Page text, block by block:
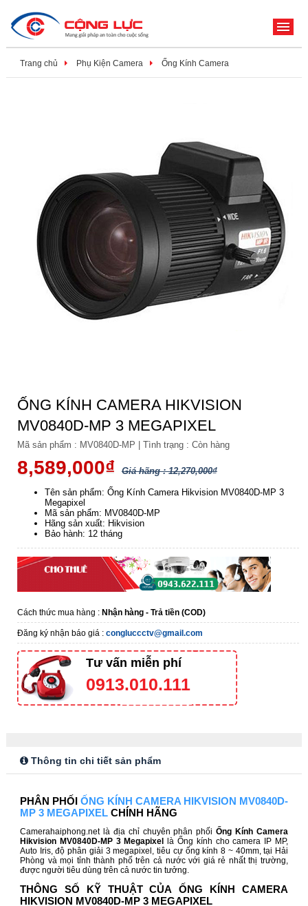
Trang chủ Phụ Kiện Camera Ống Kính Camera
ỐNG KÍNH CAMERA HIKVISION
MV0840D-MP 3 MEGAPIXEL
Mã sản phẩm : MV0840D-MP | Tình trạng : Còn hàng
8,589,000₫ Giá hãng : 12,270,000₫
Tên sản phẩm: Ống Kính Camera Hikvision MV0840D-MP 3
Megapixel
Mã sản phẩm: MV0840D-MP
Hãng sản xuất: Hikvision
Bảo hành: 12 tháng
Cách thức mua hàng : Nhận hàng - Trả tiền (COD)
Đăng ký nhận báo giá : congluccctv@gmail.com
Tư vấn miễn phí
0913.010.111
Thông tin chi tiết sản phẩm
PHÂN PHỐI ỐNG KÍNH CAMERA HIKVISION MV0840D-
MP 3 MEGAPIXELCHÍNH HÃNG
Camerahaiphong.net là địa chỉ chuyên phân phốiỐng Kính Camera
Hikvision MV0840D-MP 3 Megapixel
là Ống kính cho camera IP MP,
Auto Iris, độ phân giải 3 megapixel, tiêu cự ống kính 8 ~ 40mm, tại Hải
Phòng và mọi tỉnh thành phố trên cả nước với giá rẻ nhất thị trường,
được người tiêu dùng trên cả nước tin tưởng.
THÔNG SỐ KỸ THUẬT CỦA ỐNG KÍNH CAMERA
HIKVISION MV0840D-MP 3 MEGAPIXEL